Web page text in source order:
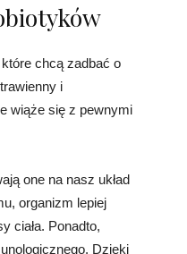
chcą zadbać o
i
wiąże się z pewnymi
one na nasz układ
organizm lepiej
ciała. Ponadto,
Dzięki